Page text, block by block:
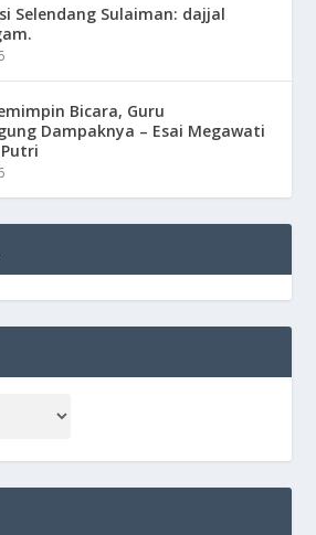
Selendang Sulaiman: dajjal
Bicara, Guru
Dampaknya – Esai Megawati